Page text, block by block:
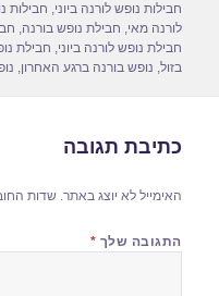
חבילות נופש לורנה ביוני, חבילות
לורנה מאי, חבילת נופש בורנה,
חבילת נופש לורנה ביוני, חבילת
בזול, נופש בורנה ברגע האחרון,
כתיבת תגובה
האימייל לא יוצג באתר. שדות
התגובה שלך *